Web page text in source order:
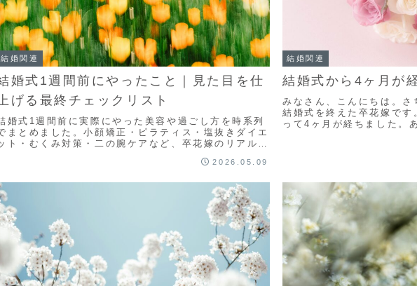
結婚関連
婚式1週間前にやったこと｜見た目を仕
げる最終チェックリスト
婚式1週間前に実際にやった美容や過ごし方を時系列
まとめました。小顔矯正・ピラティス・塩抜きダイエ
ト・むくみ対策・二の腕ケアなど、卒花嫁のリアルな
2026.05.09
結婚関連
結婚式から4ヶ月が
みなさん、こんにちは。
結婚式を終えた卒花嫁です
って4ヶ月が経ちました。